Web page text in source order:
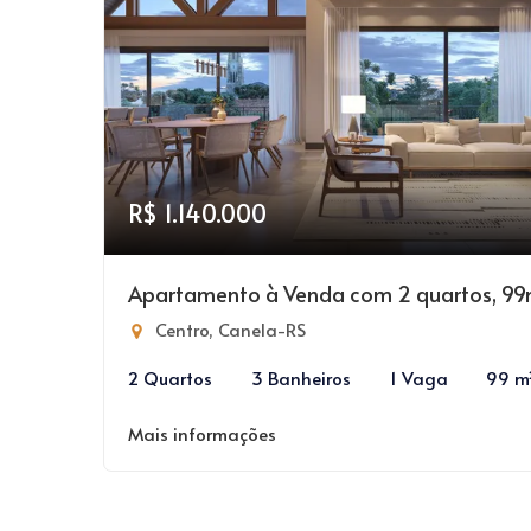
R$ 1.140.000
Apartamento à Venda com 2 quartos,
Centro, Canela-RS
2 Quartos
3 Banheiros 1 Vaga 99
Mais informações